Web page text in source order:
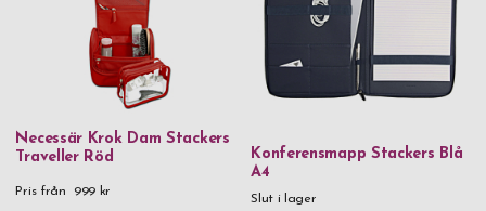
Necessär Krok Dam Stackers
Traveller Röd
Pris från 999 kr
Konferensmapp Stackers Blå
A4
Slut i lager